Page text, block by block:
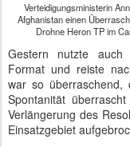
Verteidigungsministerin
Afghanistan einen
Drohne Heron TP im
Gestern nutzte auch
Format und reiste
war so
Spontanität
Verlängerung des
Einsatzgebiet